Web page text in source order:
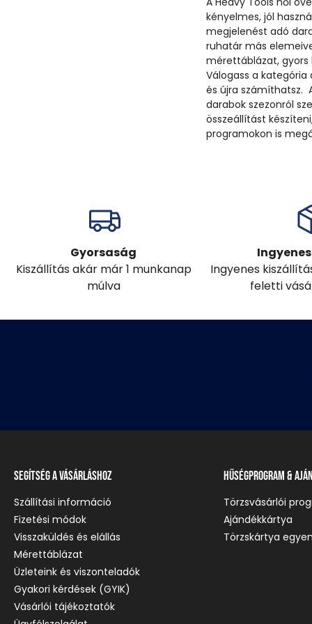
kényelmes, jól
megjelenést adó
ruhatár más
mérettáblázat, gyors
Válogass a
és újra számíthatsz.
darabok szezonról
összeállítást
programokon is
Gyorsaság
Kiszállítás akár már 1 munkanap
múlva
Ingyenes
feletti
Segítség a vásárláshoz
Szállítási információ
Fizetési módok
Visszaküldés és elállás
Mérettáblázat
Üzleteink és viszonteladók
Gyakori kérdések (GYIK)
Vásárlói tájékoztatók
Hűségprogram &
Törzsvásárlói
Ajándékkártya
Törzskártya